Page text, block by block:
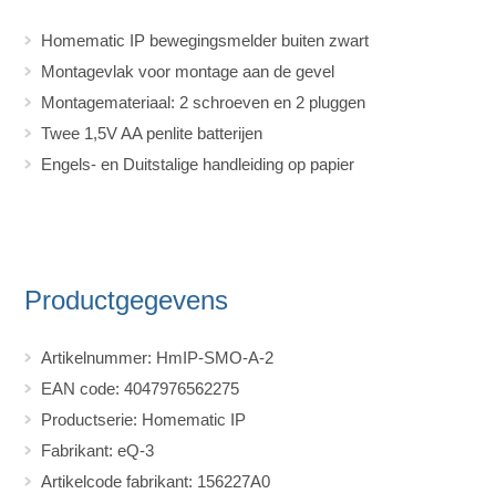
Homematic IP bewegingsmelder buiten zwart
Montagevlak voor montage aan de gevel
Montagemateriaal: 2 schroeven en 2 pluggen
Twee 1,5V AA penlite batterijen
Engels- en Duitstalige handleiding op papier
Productgegevens
Artikelnummer: HmIP-SMO-A-2
EAN code: 4047976562275
Productserie: Homematic IP
Fabrikant: eQ-3
Artikelcode fabrikant: 156227A0